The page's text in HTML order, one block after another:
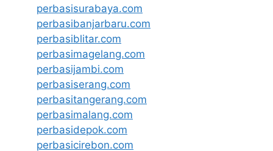
perbasisurabaya.com
perbasibanjarbaru.com
perbasiblitar.com
perbasimagelang.com
perbasijambi.com
perbasiserang.com
perbasitangerang.com
perbasimalang.com
perbasidepok.com
perbasicirebon.com